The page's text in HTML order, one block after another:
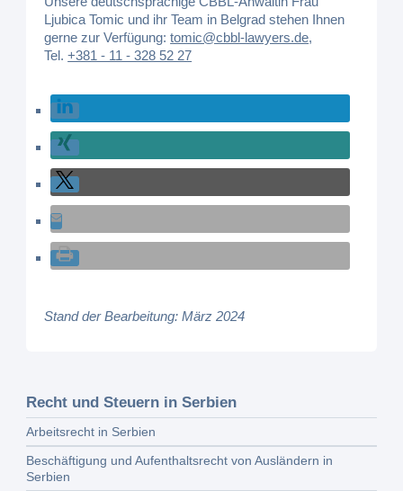
Ljubica Tomic und ihr Team in Belgrad stehen Ihnen
gerne zur Verfügung:tomic@cbbl-lawyers.de,
Tel.+381 - 11 - 328 52 27
Stand der Bearbeitung: März 2024
Recht und Steuern in Serbien
Arbeitsrecht in Serbien
Beschäftigung und Aufenthaltsrecht von Ausländern in
Serbien